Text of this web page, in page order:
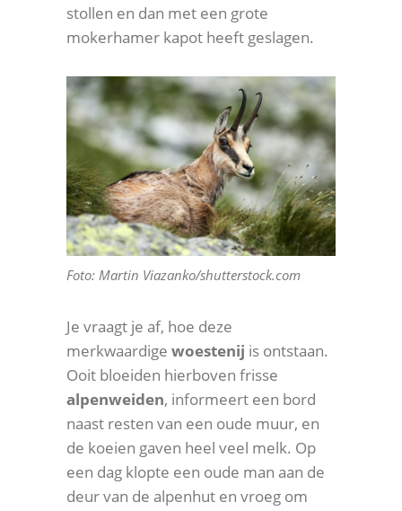
stollen en dan met een grote
mokerhamer kapot heeft geslagen.
Foto: Martin Viazanko/shutterstock.com
Je vraagt je af, hoe deze
merkwaardige woestenij is ontstaan.
Ooit bloeiden hierboven frisse
alpenweiden, informeert een bord
naast resten van een oude muur, en
de koeien gaven heel veel melk. Op
een dag klopte een oude man aan de
deur van de alpenhut en vroeg om